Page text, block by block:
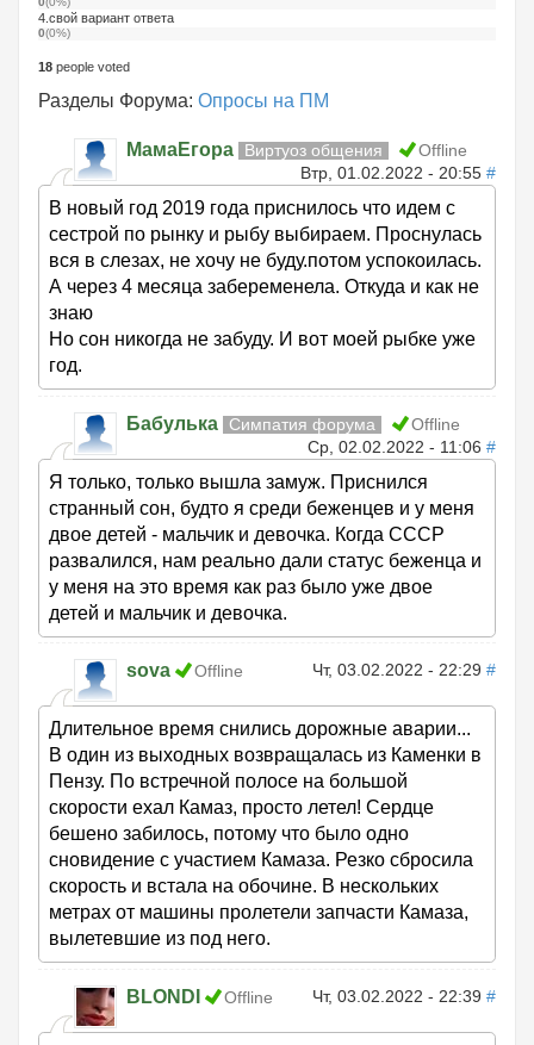
4.свой вариант ответа
0(0%)
18 people voted
Разделы Форума: Опросы на ПМ
МамаЕгора Виртуоз общения
Offline
Втр, 01.02.2022 - 20:55 #
В новый год 2019 года приснилось что идем с
сестрой по рынку и рыбу выбираем. Проснулась
вся в слезах, не хочу не буду.потом успокоилась.
А через 4 месяца забеременела. Откуда и как не
знаю
Но сон никогда не забуду. И вот моей рыбке уже
год.
Бабулька Симпатия форума
Offline
Ср, 02.02.2022 - 11:06 #
Я только, только вышла замуж. Приснился
странный сон, будто я среди беженцев и у меня
двое детей - мальчик и девочка. Когда СССР
развалился, нам реально дали статус беженца и
у меня на это время как раз было уже двое
детей и мальчик и девочка.
sova Offline Чт, 03.02.2022 - 22:29 #
Длительное время снились дорожные аварии...
В один из выходных возвращалась из Каменки в
Пензу. По встречной полосе на большой
скорости ехал Камаз, просто летел! Сердце
бешено забилось, потому что было одно
сновидение с участием Камаза. Резко сбросила
скорость и встала на обочине. В нескольких
метрах от машины пролетели запчасти Камаза,
вылетевшие из под него.
BLONDI Offline Чт, 03.02.2022 - 22:39 #